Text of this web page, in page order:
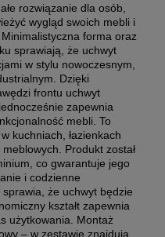
rozwiązanie dla osób,
wygląd swoich mebli i
forma oraz
sprawiają, że uchwyt
w stylu nowoczesnym,
Dzięki
frontu uchwyt
zapewnia
mebli. To
kuchniach, łazienkach
Produkt został
co gwarantuje jego
i codzienne
że uchwyt będzie
kształt zapewnia
użytkowania. Montaż
– w zestawie znajdują